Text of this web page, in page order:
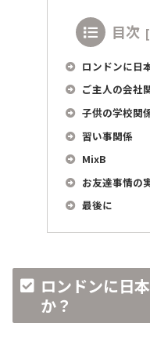
目次
ロンドンに日
ご主人の会社
子供の学校関
習い事関係
MixB
お友達事情の
最後に
ロンドンに日
か？